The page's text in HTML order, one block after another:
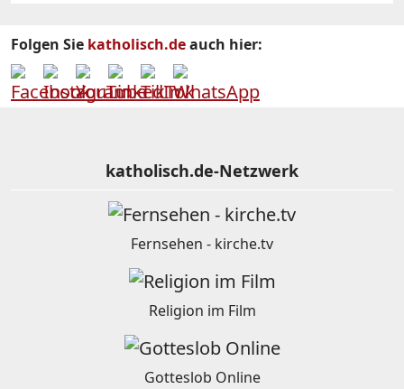
Folgen Sie katholisch.deauch hier:
katholisch.de-Netzwerk
Fernsehen - kirche.tv
Religion im Film
Gotteslob Online